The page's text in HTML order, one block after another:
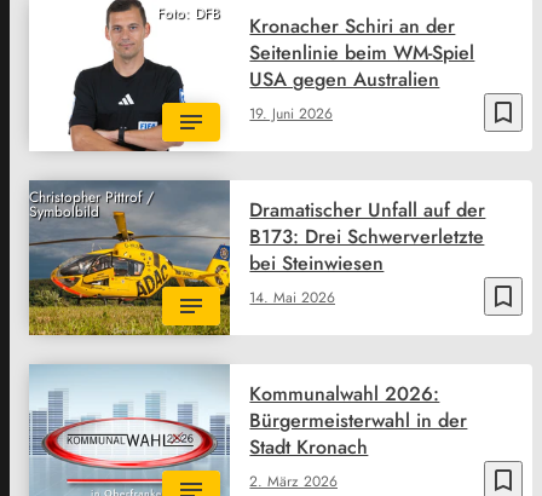
Foto: DFB
bookmark_border
19. Juni 2026
Kronacher Schiri an der
Seitenlinie beim WM-Spiel
USA gegen Australien
Christopher Pittrof /
Symbolbild
bookmark_border
14. Mai 2026
Dramatischer Unfall auf der
B173: Drei Schwerverletzte
bei Steinwiesen
bookmark_border
2. März 2026
Kommunalwahl 2026:
Bürgermeisterwahl in der
Stadt Kronach